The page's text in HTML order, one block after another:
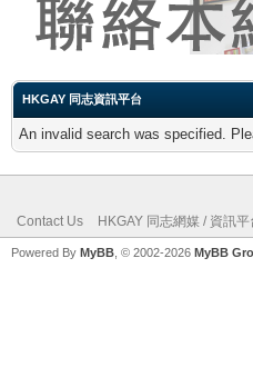
HKGAY 同志資訊平台
An invalid search was specified.
Contact Us HKGAY 同志網媒 / 資訊平
Powered By MyBB , © 2002-2026 MyBB